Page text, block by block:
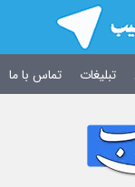
تبلیغات تماس با ما